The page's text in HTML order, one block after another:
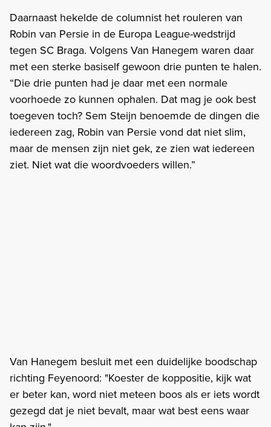
Daarnaast hekelde de columnist het rouleren van
Robin van Persie in de Europa League-wedstrijd
tegen SC Braga. Volgens Van Hanegem waren daar
met een sterke basiself gewoon drie punten te halen.
“Die drie punten had je daar met een normale
voorhoede zo kunnen ophalen. Dat mag je ook best
toegeven toch? Sem Steijn benoemde de dingen die
iedereen zag, Robin van Persie vond dat niet slim,
maar de mensen zijn niet gek, ze zien wat iedereen
ziet. Niet wat die woordvoeders willen.”
Van Hanegem besluit met een duidelijke boodschap
richting Feyenoord: "Koester de koppositie, kijk wat
er beter kan, word niet meteen boos als er iets wordt
gezegd dat je niet bevalt, maar wat best eens waar